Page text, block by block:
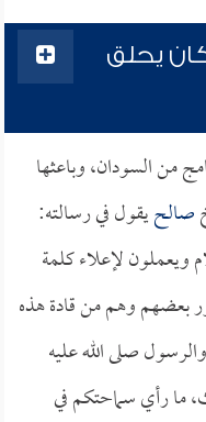
كان يحلق
من السودان، وباعثها
صالحيقول في رسالته:
ويعملون لإعلاء كلمة
بعضهم وهم من قادة هذه
صلى الله عليه
ما رأي سماحتكم في